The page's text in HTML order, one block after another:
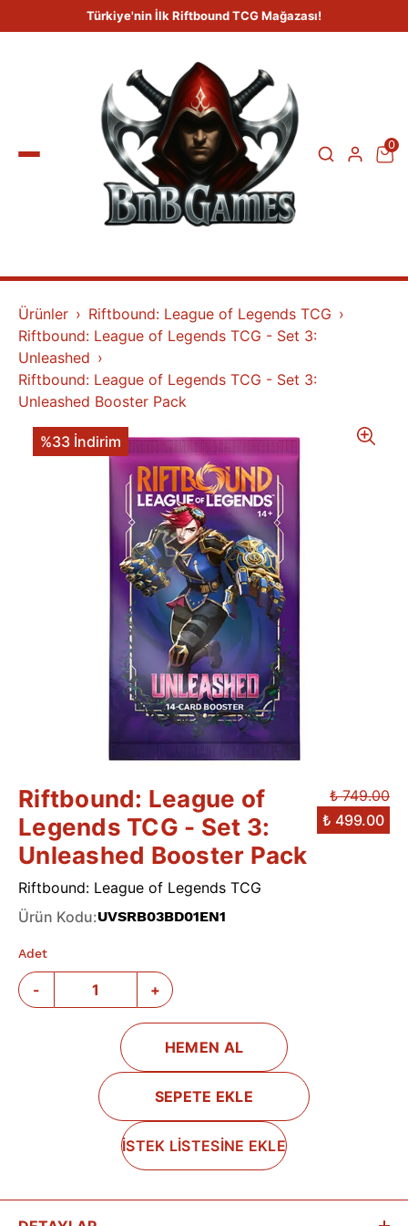
Türkiye'nin İlk Riftbound TCG Mağazası!
0
Ürünler
Riftbound: League of Legends TCG
Riftbound: League of Legends TCG - Set 3:
Unleashed
Riftbound: League of Legends TCG - Set 3:
Unleashed Booster Pack
%33 İndirim
Riftbound: League of
Legends TCG - Set 3:
Unleashed Booster Pack
₺ 749.00
₺ 499.00
Riftbound: League of Legends TCG
Ürün Kodu:UVSRB03BD01EN1
Adet
- +
HEMEN AL
SEPETE EKLE
İSTEK LİSTESİNE EKLE